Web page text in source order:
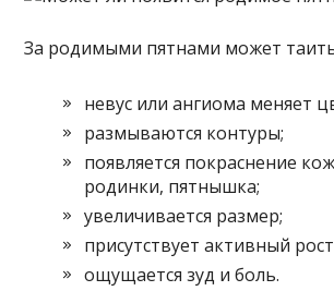
За родимыми пятнами может
невус или ангиома меняет
размываются контуры;
появляется покраснение
родинки, пятнышка;
увеличивается размер;
присутствует активный
ощущается зуд и боль.